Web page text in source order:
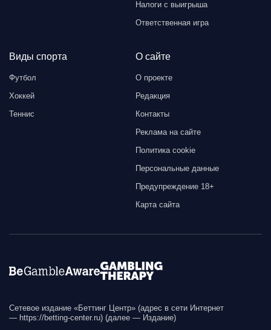
Налоги с выигрыша
Ответственная игра
Виды спорта
Футбол
Хоккей
Теннис
О сайте
О проекте
Редакция
Контакты
Реклама на сайте
Политика cookie
Персональные данные
Предупреждение 18+
Карта сайта
Сетевое издание «Беттинг Центр» (адрес в сети Интернет
— https://betting-сenter.ru) (далее — Издание)